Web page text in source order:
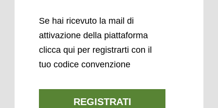
Se hai ricevuto la mail di
attivazione della piattaforma
clicca qui per registrarti con il
tuo codice convenzione
REGISTRATI